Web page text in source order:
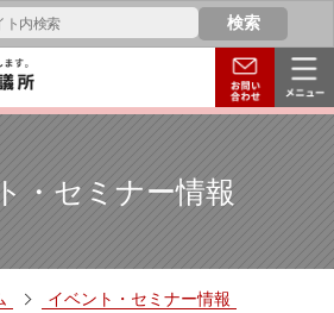
・セミナー情報
イベント・セミナー情報